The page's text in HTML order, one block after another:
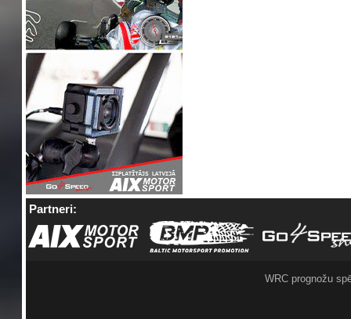
Partneri:
WRC prognožu